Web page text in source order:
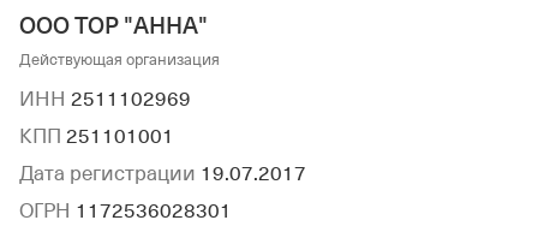
ООО ТОР "АННА"
Действующая организация
ИНН 2511102969
КПП 251101001
Дата регистрации 19.07.2017
ОГРН 1172536028301